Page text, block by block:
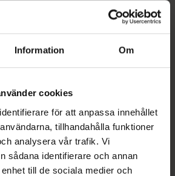
Information Om
cookies
för att anpassa innehållet
tillhandahålla funktioner
analysera vår trafik. Vi
sådana identifierare och annan
till de sociala medier och
och Fintvättmedel för lite
som kashmir, siden, ull.
PresenttipsRengöringsmedel
Reseförpackningar
500 kr